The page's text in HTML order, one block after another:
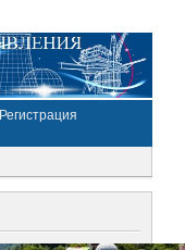
Регистрация